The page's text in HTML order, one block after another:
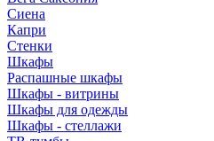
Сиена
Капри
Стенки
Шкафы
Распашные шкафы
Шкафы - витрины
Шкафы для одежды
Шкафы - стеллажи